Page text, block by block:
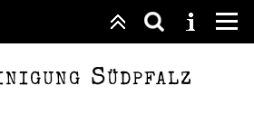
Südpfalz